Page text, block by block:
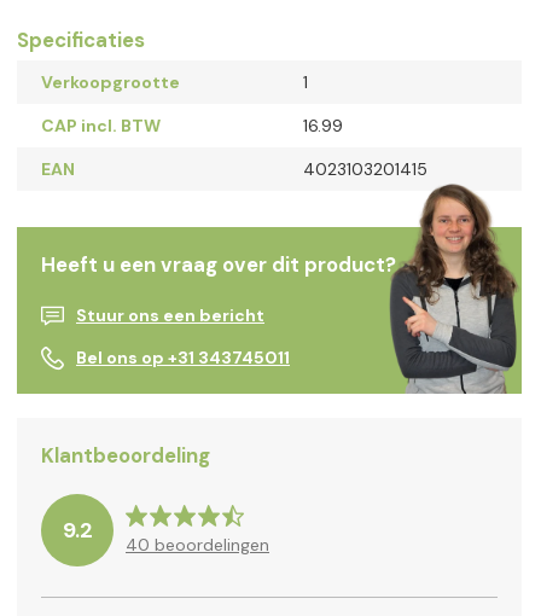
Specificaties
Verkoopgrootte
1
CAP incl. BTW
16.99
EAN
4023103201415
Heeft u een vraag over dit product?
Stuur ons een bericht
Bel ons op +31 343745011
Klantbeoordeling
9.2
40 beoordelingen